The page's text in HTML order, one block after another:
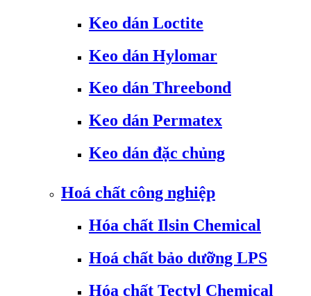
Keo dán Loctite
Keo dán Hylomar
Keo dán Threebond
Keo dán Permatex
Keo dán đặc chủng
Hoá chất công nghiệp
Hóa chất Ilsin Chemical
Hoá chất bảo dưỡng LPS
Hóa chất Tectyl Chemical